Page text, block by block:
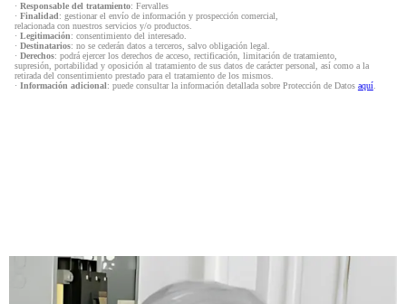
· Responsable del tratamiento: Fervalles
· Finalidad: gestionar el envío de información y prospección comercial,
relacionada con nuestros servicios y/o productos.
· Legitimación: consentimiento del interesado.
· Destinatarios: no se cederán datos a terceros, salvo obligación legal.
· Derechos: podrá ejercer los derechos de acceso, rectificación, limitación de tratamiento,
supresión, portabilidad y oposición al tratamiento de sus datos de carácter personal, así como a la
retirada del consentimiento prestado para el tratamiento de los mismos.
· Información adicional: puede consultar la información detallada sobre Protección de Datos aquí.